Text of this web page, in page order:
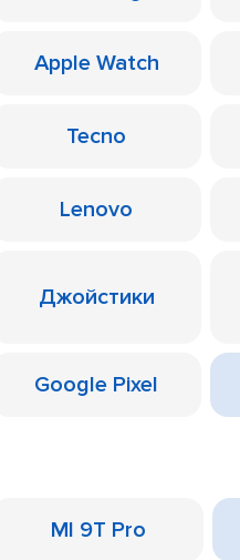
Apple Watch
Tecno
Lenovo
Джойстики
Google Pixel
MI 9T Pro